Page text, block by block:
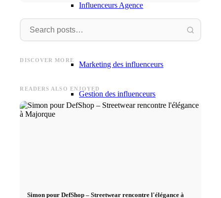
Influenceurs Agence
Marketing de performance
Marketing des influenceurs
Gestion des influenceurs
DISCOVER MORE
Creative Director
Director folgt auf Demna
READERS ALSO ENJOYED
Simon pour DefShop – Streetwear rencontre l'élégance à